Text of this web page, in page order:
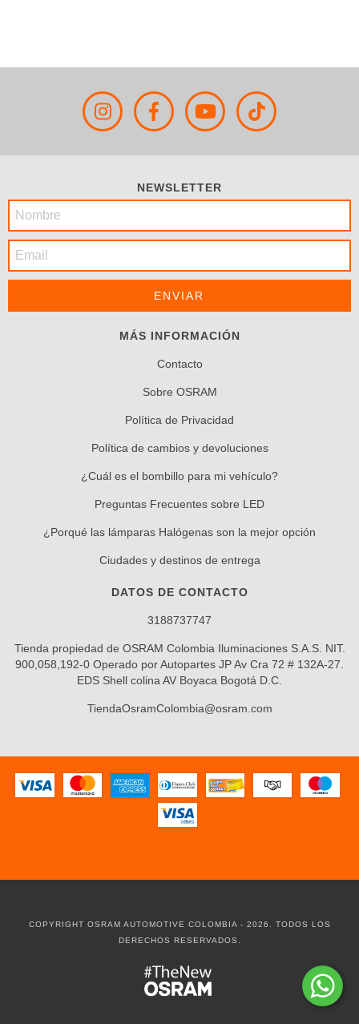
NEWSLETTER
MÁS INFORMACIÓN
Contacto
Sobre OSRAM
Política de Privacidad
Política de cambios y devoluciones
¿Cuál es el bombillo para mi vehículo?
Preguntas Frecuentes sobre LED
¿Porqué las lámparas Halógenas son la mejor opción
Ciudades y destinos de entrega
DATOS DE CONTACTO
3188737747
Tienda propiedad de OSRAM Colombia Iluminaciones S.A.S. NIT.
900,058,192-0 Operado por Autopartes JP Av Cra 72 # 132A-27.
EDS Shell colina AV Boyaca Bogotá D.C.
TiendaOsramColombia@osram.com
COPYRIGHT OSRAM AUTOMOTIVE COLOMBIA - 2026. TODOS LOS
DERECHOS RESERVADOS.